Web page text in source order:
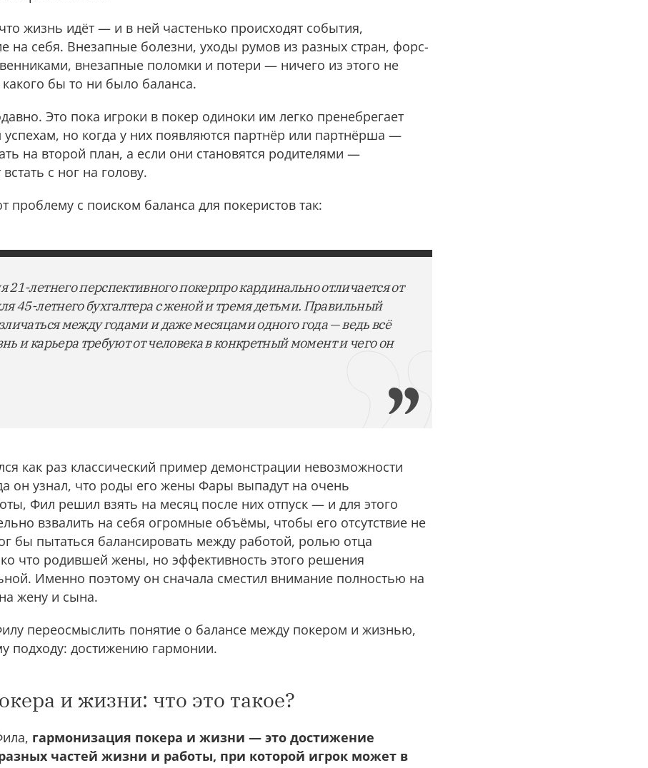
жизнь идёт — и в ней частенько происходят события,
на себя. Внезапные болезни, уходы румов из разных стран, форс-
внезапные поломки и потери — ничего из этого не
бы то ни было баланса.
Это пока игроки в покер одиноки им легко пренебрегает
но когда у них появляются партнёр или партнёрша —
на второй план, а если они становятся родителями —
с ног на голову.
с поиском баланса для покеристов так:
летнего перспективного покерпро кардинально отличается от
45-летнего бухгалтера с женой и тремя детьми. Правильный
между годами и даже месяцами одного года — ведь всё
и карьера требуют от человека в конкретный момент и чего он
как раз классический пример демонстрации невозможности
он узнал, что роды его жены Фары выпадут на очень
Фил решил взять на месяц после них отпуск — и для этого
взвалить на себя огромные объёмы, чтобы его отсутствие не
бы пытаться балансировать между работой, ролью отца
что родившей жены, но эффективность этого решения
Именно поэтому он сначала сместил внимание полностью на
жену и сына.
переосмыслить понятие о балансе между покером и жизнью,
подходу: достижению гармонии.
и жизни: что это такое?
гармонизация покера и жизни — это достижение
частей жизни и работы, при которой игрок может в